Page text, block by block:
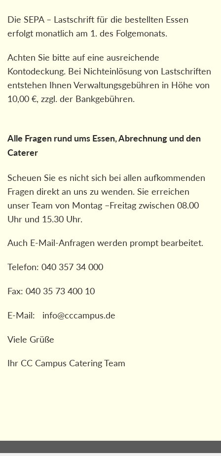
Die SEPA – Lastschrift für die bestellten Essen
erfolgt monatlich am 1. des Folgemonats.
Achten Sie bitte auf eine ausreichende
Kontodeckung. Bei Nichteinlösung von Lastschriften
entstehen Ihnen Verwaltungsgebühren in Höhe von
10,00 €, zzgl. der Bankgebühren.
Alle Fragen rund ums Essen, Abrechnung und den
Caterer
Scheuen Sie es nicht sich bei allen aufkommenden
Fragen direkt an uns zu wenden. Sie erreichen
unser Team von Montag –Freitag zwischen 08.00
Uhr und 15.30 Uhr.
Auch E-Mail-Anfragen werden prompt bearbeitet.
Telefon: 040 357 34 000
Fax: 040 35 73 400 10
E-Mail: info@cccampus.de
Viele Grüße
Ihr CC Campus Catering Team